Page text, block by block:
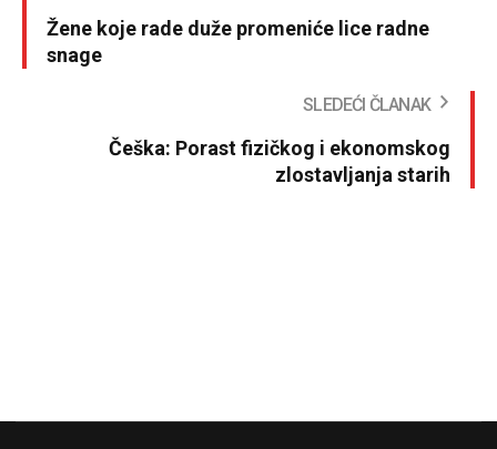
Žene koje rade duže promeniće lice radne
snage
SLEDEĆI ČLANAK
Češka: Porast fizičkog i ekonomskog
zlostavljanja starih